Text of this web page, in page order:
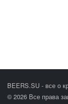
BEERS.SU - все о
© 2026 Все права